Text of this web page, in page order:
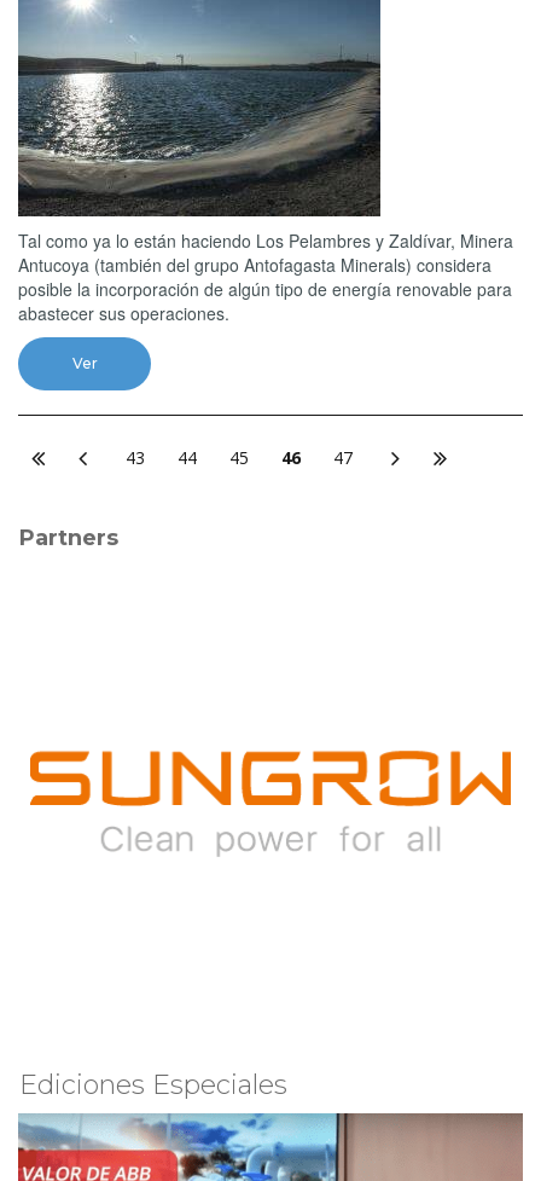
Tal como ya lo están haciendo Los Pelambres y Zaldívar, Minera
Antucoya (también del grupo Antofagasta Minerals) considera
posible la incorporación de algún tipo de energía renovable para
abastecer sus operaciones.
Ver
43 44 45 46 47
Partners
Ediciones Especiales